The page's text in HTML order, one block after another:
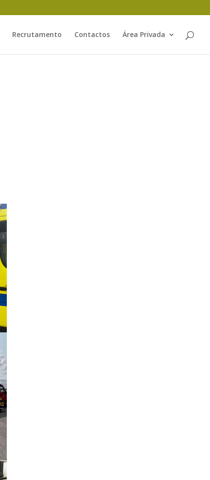
Recrutamento Contactos Área Privada